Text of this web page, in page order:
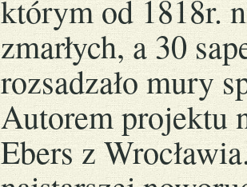
którym od 1818r.
zmarłych, a 30
rozsadzało mury
Autorem projektu
Ebers z